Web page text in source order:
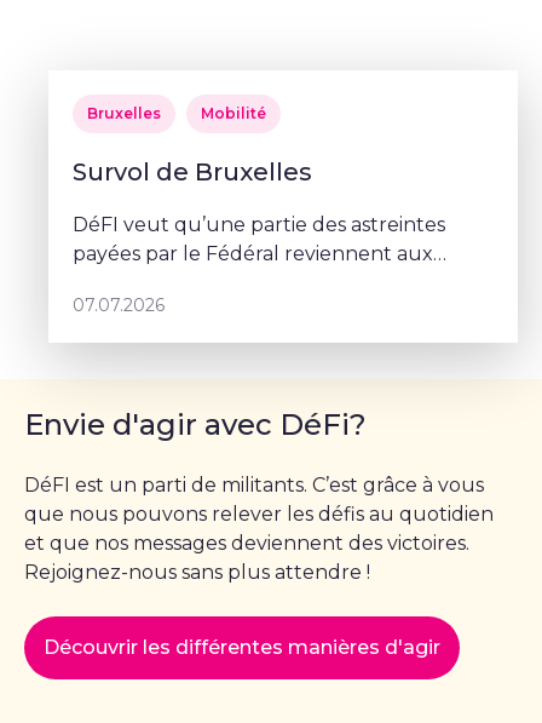
Bruxelles Mobilité
Survol de Bruxelles
DéFI veut qu’une partie des astreintes
payées par le Fédéral reviennent aux
07.07.2026
Envie d'agir avec DéFi?
DéFI est un parti de militants. C’est grâce à vous
que nous pouvons relever les défis au quotidien
et que nos messages deviennent des victoires.
Rejoignez-nous sans plus attendre !
Découvrir les différentes manières d'agir